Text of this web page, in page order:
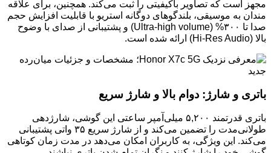
مجهز است که تصاویر باکیفیتی را ثبت می‌کند. همچنین، برای علاقه
مندان به موسیقی، بلندگوهای دوگانه استریو با قابلیت افزایش حجم
صدا تا ۳۰۰% (Ultra-high volume) و پشتیبانی از صدای با وضوح
بالا (Hi-Res Audio) ارائه شده است.
باتری و شارژ: دوام بالا و شارژ سریع
باتری قدرتمند ۵,۲۰۰ میلی‌آمپر ساعتی این گوشی، شارژدهی
طولانی‌مدت را تضمین می‌کند و از شارژ سریع ۳۵ واتی پشتیبانی
می‌کند. این ویژگی، به کاربران امکان می‌دهد در مدت زمان کوتاهی